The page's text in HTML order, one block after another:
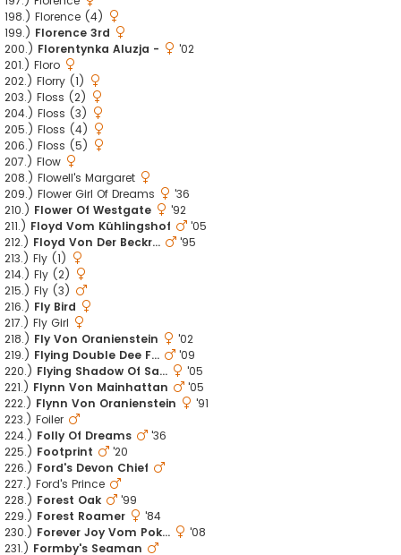
198.) Florence (4)
199.) Florence 3rd
200.) Florentynka Aluzja -
'02
201.) Floro
202.) Florry (1)
203.) Floss (2)
204.) Floss (3)
205.) Floss (4)
206.) Floss (5)
207.) Flow
208.) Flowell's Margaret
209.) Flower Girl Of Dreams
'36
210.) Flower Of Westgate
'92
211.) Floyd Vom Kühlingshof
'05
212.) Floyd Von Der Beckr...
'95
213.) Fly (1)
214.) Fly (2)
215.) Fly (3)
216.) Fly Bird
217.) Fly Girl
218.) Fly Von Oranienstein
'02
219.) Flying Double Dee F...
'09
220.) Flying Shadow Of Sa...
'05
221.) Flynn Von Mainhattan
'05
222.) Flynn Von Oranienstein
'91
223.) Foiler
224.) Folly Of Dreams
'36
225.) Footprint
'20
226.) Ford's Devon Chief
227.) Ford's Prince
228.) Forest Oak
'99
229.) Forest Roamer
'84
230.) Forever Joy Vom Pok...
'08
231.) Formby's Seaman